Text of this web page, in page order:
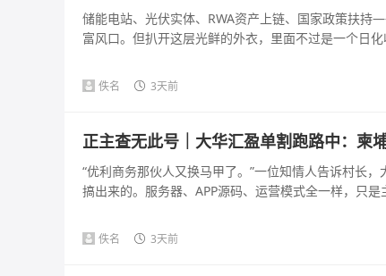
储能电站、光伏实体、RWA资产上链、国家政策扶
富风口。但扒开这层光鲜的外衣，里面不过是一个日
佚名 3天前
正主查无此号｜大华汇盈单割跑路中：柬
“优利商务那伙人又换马甲了。”一位知情人告诉村长
搞出来的。服务器、APP源码、运营模式全一样，只是
佚名 3天前